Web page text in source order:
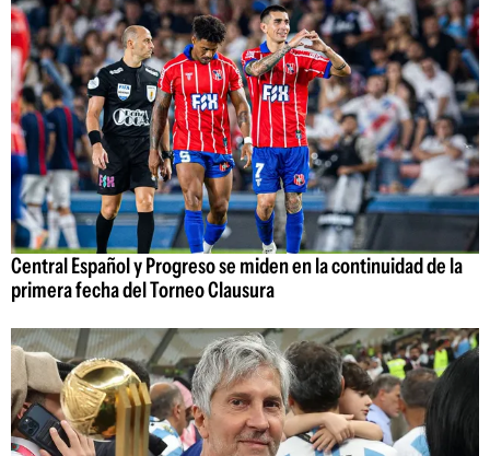
Central Español y Progreso se miden en la continuidad de la
primera fecha del Torneo Clausura